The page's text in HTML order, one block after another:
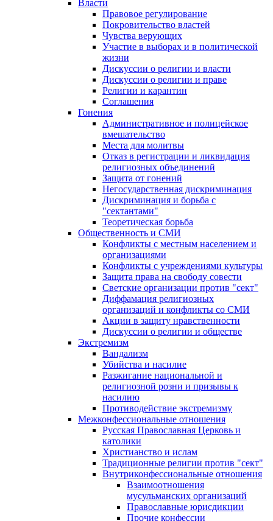
Власти
Правовое регулирование
Покровительство властей
Чувства верующих
Участие в выборах и в политической
жизни
Дискуссии о религии и власти
Дискуссии о религии и праве
Религии и карантин
Соглашения
Гонения
Административное и полицейское
вмешательство
Места для молитвы
Отказ в регистрации и ликвидация
религиозных объединений
Защита от гонений
Негосударственная дискриминация
Дискриминация и борьба с
"сектантами"
Теоретическая борьба
Общественность и СМИ
Конфликты с местным населением и
организациями
Конфликты с учреждениями культуры
Защита права на свободу совести
Светские организации против "сект"
Диффамация религиозных
организаций и конфликты со СМИ
Акции в защиту нравственности
Дискуссии о религии и обществе
Экстремизм
Вандализм
Убийства и насилие
Разжигание национальной и
религиозной розни и призывы к
насилию
Противодействие экстремизму
Межконфессиональные отношения
Русская Православная Церковь и
католики
Христианство и ислам
Традиционные религии против "сект"
Внутриконфессиональные отношения
Взаимоотношения
мусульманских организаций
Православные юрисдикции
Прочие конфессии